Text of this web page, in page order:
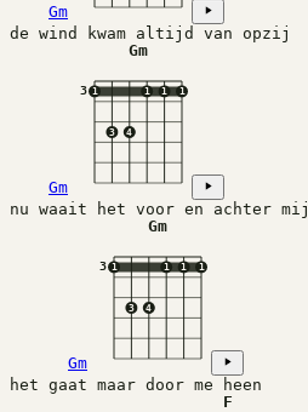
Gm
de wind kwam altijd van opzij
Gm
Gm
3 1
3 4
1 1 1
nu waait het voor en achter mij
Gm
Gm
3 1
3 4
1 1 1
het gaat maar door me heen
F